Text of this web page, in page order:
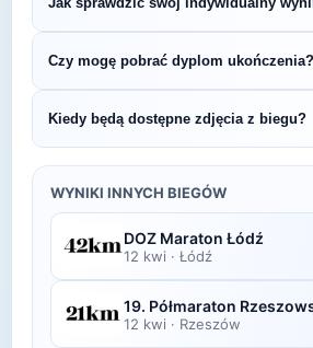
Śledź stronę organizatora lub
by być na bieżąco z datą kolejnej
Dolny Race - Maraton Złoty Kogut.
organizatora lub platformie
bibie startowym. Wyniki
netto, a często też pozycję wśród
uczestników i w kategorii
Czy mogę pobrać dyplom ukończenia?
elektroniczne dyplomy do
organizatora po opublikowaniu
Kiedy będą dostępne zdjęcia z biegu?
w ciągu kilku dni po zawodach na
lub fanpage'u na Facebooku.
WYNIKI INNYCH BIEGÓW
DOZ Maraton Łódź
12 kwi · Łódź
19. Półmaraton
12 kwi · Rzeszów